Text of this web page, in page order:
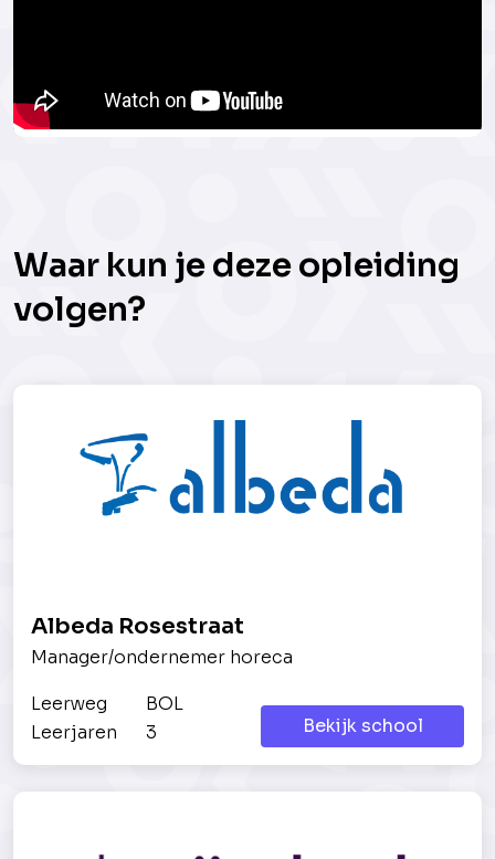
Waar kun je deze opleiding
volgen?
Albeda Rosestraat
Manager/ondernemer horeca
Leerweg
BOL
Leerjaren
3 Bekijk school